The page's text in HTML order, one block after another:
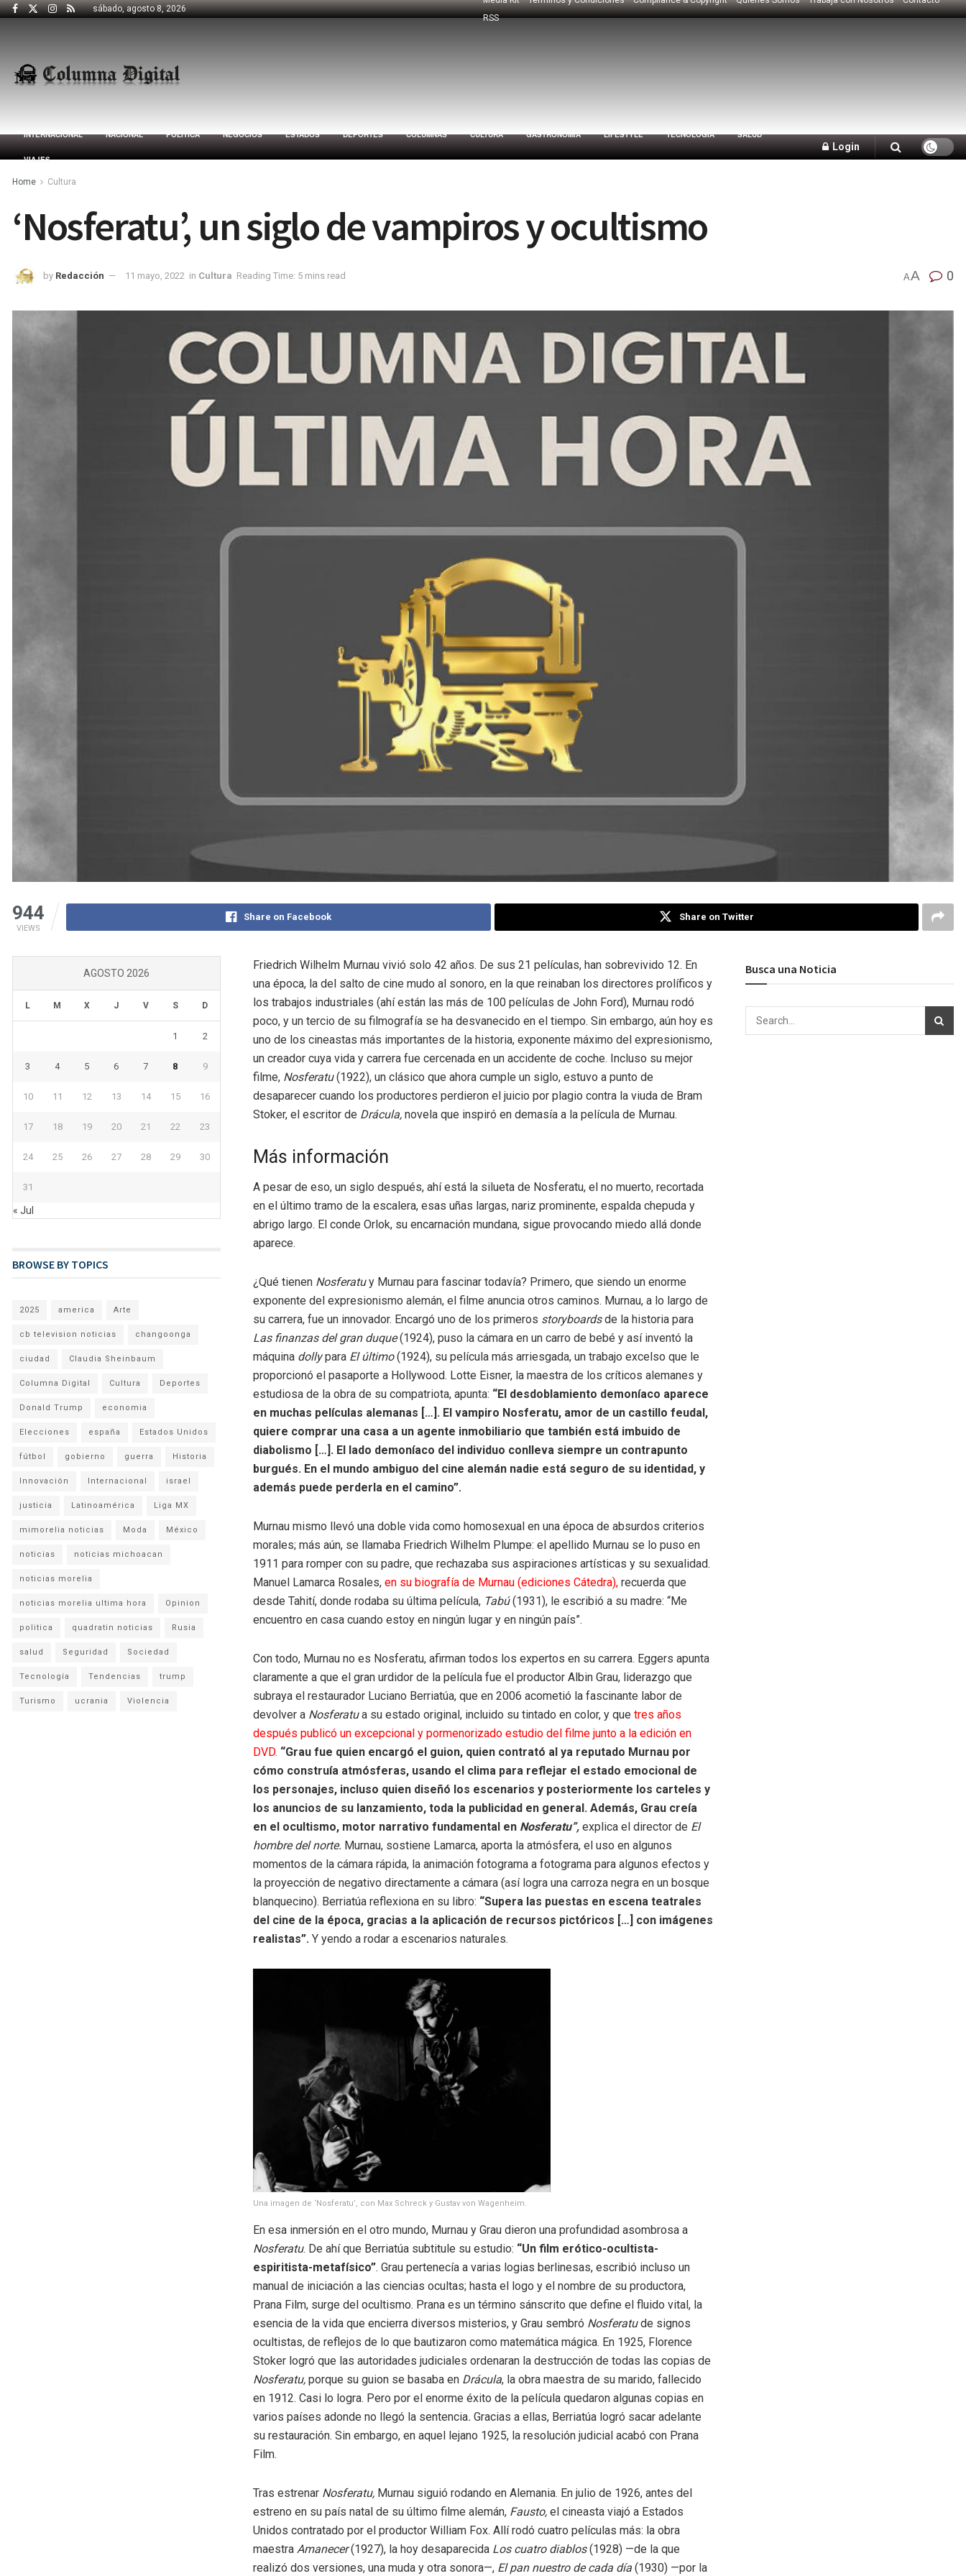
sábado, agosto 8, 2026
RSS
INTERNACIONAL NACIONAL POLÍTICA NEGOCIOS ESTADOS DEPORTES COLUMNAS CULTURA GASTRONOMÍA LIFESTYLE TECNOLOGÍA SALUD
VIAJES
Login
Home Cultura
‘Nosferatu’, un siglo de vampiros y ocultismo
by Redacción 11 mayo, 2022 in Cultura Reading Time: 5 mins read AA 0
944
VIEWS
Share on Facebook Share on Twitter
Friedrich Wilhelm Murnau vivió solo 42 años. De sus 21 películas, han sobrevivido 12. En
una época, la del salto de cine mudo al sonoro, en la que reinaban los directores prolíficos y
los trabajos industriales (ahí están las más de 100 películas de John Ford), Murnau rodó
poco, y un tercio de su filmografía se ha desvanecido en el tiempo. Sin embargo, aún hoy es
uno de los cineastas más importantes de la historia, exponente máximo del expresionismo,
un creador cuya vida y carrera fue cercenada en un accidente de coche. Incluso su mejor
filme, Nosferatu(1922), un clásico que ahora cumple un siglo, estuvo a punto de
desaparecer cuando los productores perdieron el juicio por plagio contra la viuda de Bram
Stoker, el escritor de Drácula, novela que inspiró en demasía a la película de Murnau.
Más información
A pesar de eso, un siglo después, ahí está la silueta de Nosferatu, el no muerto, recortada
en el último tramo de la escalera, esas uñas largas, nariz prominente, espalda chepuda y
abrigo largo. El conde Orlok, su encarnación mundana, sigue provocando miedo allá donde
aparece.
¿Qué tienen Nosferatuy Murnau para fascinar todavía? Primero, que siendo un enorme
exponente del expresionismo alemán, el filme anuncia otros caminos. Murnau, a lo largo de
su carrera, fue un innovador. Encargó uno de los primeros storyboardsde la historia para
Las finanzas del gran duque(1924), puso la cámara en un carro de bebé y así inventó la
máquina dollypara El último(1924), su película más arriesgada, un trabajo excelso que le
proporcionó el pasaporte a Hollywood. Lotte Eisner, la maestra de los críticos alemanes y
estudiosa de la obra de su compatriota, apunta: “El desdoblamiento demoníaco aparece
en muchas películas alemanas […]. El vampiro Nosferatu, amor de un castillo feudal,
quiere comprar una casa a un agente inmobiliario que también está imbuido de
diabolismo […]. El lado demoníaco del individuo conlleva siempre un contrapunto
burgués. En el mundo ambiguo del cine alemán nadie está seguro de su identidad, y
además puede perderla en el camino”.
Murnau mismo llevó una doble vida como homosexual en una época de absurdos criterios
morales; más aún, se llamaba Friedrich Wilhelm Plumpe: el apellido Murnau se lo puso en
1911 para romper con su padre, que rechazaba sus aspiraciones artísticas y su sexualidad.
Manuel Lamarca Rosales, en su biografía de Murnau (ediciones Cátedra), recuerda que
desde Tahití, donde rodaba su última película, Tabú(1931), le escribió a su madre: “Me
encuentro en casa cuando estoy en ningún lugar y en ningún país”.
Con todo, Murnau no es Nosferatu, afirman todos los expertos en su carrera. Eggers apunta
claramente a que el gran urdidor de la película fue el productor Albin Grau, liderazgo que
subraya el restaurador Luciano Berriatúa, que en 2006 acometió la fascinante labor de
devolver a Nosferatua su estado original, incluido su tintado en color, y que tres años
después publicó un excepcional y pormenorizado estudio del filme junto a la edición en
DVD. “Grau fue quien encargó el guion, quien contrató al ya reputado Murnau por
cómo construía atmósferas, usando el clima para reflejar el estado emocional de
los personajes, incluso quien diseñó los escenarios y posteriormente los carteles y
los anuncios de su lanzamiento, toda la publicidad en general. Además, Grau creía
en el ocultismo, motor narrativo fundamental en Nosferatu”, explica el director de El
hombre del norte. Murnau, sostiene Lamarca, aporta la atmósfera, el uso en algunos
momentos de la cámara rápida, la animación fotograma a fotograma para algunos efectos y
la proyección de negativo directamente a cámara (así logra una carroza negra en un bosque
blanquecino). Berriatúa reflexiona en su libro: “Supera las puestas en escena teatrales
del cine de la época, gracias a la aplicación de recursos pictóricos […] con imágenes
realistas”. Y yendo a rodar a escenarios naturales.
Una imagen de ‘Nosferatu’, con Max Schreck y Gustav von Wagenheim.
En esa inmersión en el otro mundo, Murnau y Grau dieron una profundidad asombrosa a
Nosferatu. De ahí que Berriatúa subtitule su estudio: “Un film erótico-ocultista-
espiritista-metafísico”. Grau pertenecía a varias logias berlinesas, escribió incluso un
manual de iniciación a las ciencias ocultas; hasta el logo y el nombre de su productora,
Prana Film, surge del ocultismo. Prana es un término sánscrito que define el fluido vital, la
esencia de la vida que encierra diversos misterios, y Grau sembró Nosferatude signos
ocultistas, de reflejos de lo que bautizaron como matemática mágica. En 1925, Florence
Stoker logró que las autoridades judiciales ordenaran la destrucción de todas las copias de
Nosferatu, porque su guion se basaba en Drácula, la obra maestra de su marido, fallecido
en 1912. Casi lo logra. Pero por el enorme éxito de la película quedaron algunas copias en
varios países adonde no llegó la sentencia. Gracias a ellas, Berriatúa logró sacar adelante
su restauración. Sin embargo, en aquel lejano 1925, la resolución judicial acabó con Prana
Film.
Tras estrenar Nosferatu, Murnau siguió rodando en Alemania. En julio de 1926, antes del
estreno en su país natal de su último filme alemán, Fausto, el cineasta viajó a Estados
Unidos contratado por el productor William Fox. Allí rodó cuatro películas más: la obra
maestra Amanecer(1927), la hoy desaparecida Los cuatro diablos(1928) —de la que
realizó dos versiones, una muda y otra sonora—, El pan nuestro de cada día (1930) —por la
AGOSTO 2026
L M X J V S D
1 2
3 4 5 6 7 8 9
10 11 12 13 14 15 16
17 18 19 20 21 22 23
24 25 26 27 28 29 30
31
« Jul
BROWSE BY TOPICS
2025 america Arte
cb television noticias changoonga
ciudad Claudia Sheinbaum
Columna Digital Cultura Deportes
Donald Trump economia
Elecciones españa Estados Unidos
fútbol gobierno guerra Historia
Innovación Internacional israel
justicia Latinoamérica Liga MX
mimorelia noticias Moda México
noticias noticias michoacan
noticias morelia
noticias morelia ultima hora Opinion
politica quadratin noticias Rusia
salud Seguridad Sociedad
Tecnología Tendencias trump
Turismo ucrania Violencia
Busca una Noticia